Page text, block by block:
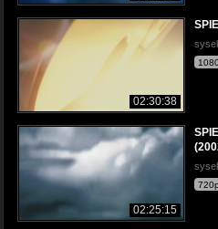
02:30:38
02:25:15
720p